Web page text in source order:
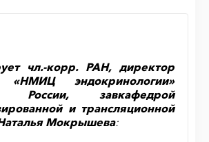
чл.-корр. РАН, директор
эндокринологии»
России, завкафедрой
и трансляционной
Мокрышева: